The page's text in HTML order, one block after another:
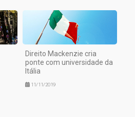
Direito Mackenzie cria
ponte com universidade da
Itália
11/11/2019